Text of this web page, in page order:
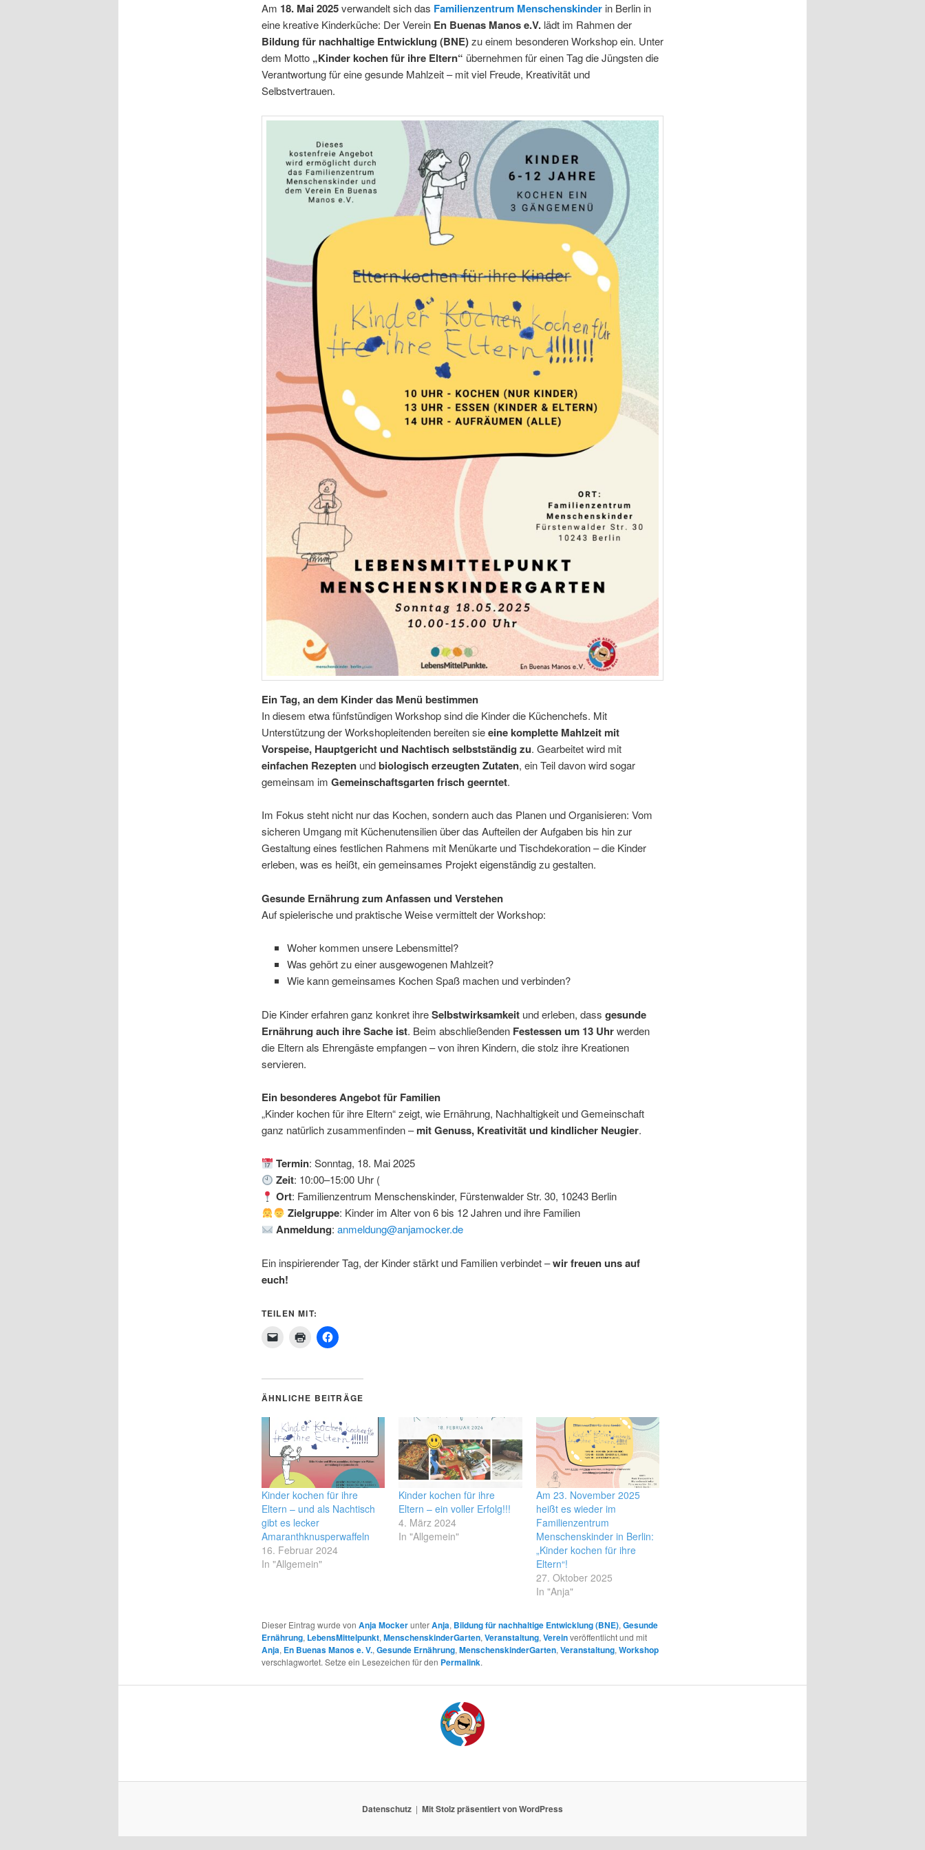
Am 18. Mai 2025verwandelt sich das Familienzentrum Menschenskinder in Berlin in
eine kreative Kinderküche: Der Verein En Buenas Manos e.V.lädt im Rahmen der
Bildung für nachhaltige Entwicklung (BNE)zu einem besonderen Workshop ein. Unter
dem Motto „Kinder kochen für ihre Eltern“ übernehmen für einen Tag die Jüngsten die
Verantwortung für eine gesunde Mahlzeit – mit viel Freude, Kreativität und
Selbstvertrauen.
Ein Tag, an dem Kinder das Menü bestimmen
In diesem etwa fünfstündigen Workshop sind die Kinder die Küchenchefs. Mit
Unterstützung der Workshopleitenden bereiten sieeine komplette Mahlzeit mit
Vorspeise, Hauptgericht und Nachtisch selbstständig zu. Gearbeitet wird mit
einfachen Rezeptenundbiologisch erzeugten Zutaten, ein Teil davon wird sogar
gemeinsam im Gemeinschaftsgarten frisch geerntet.
Im Fokus steht nicht nur das Kochen, sondern auch das Planen und Organisieren: Vom
sicheren Umgang mit Küchenutensilien über das Aufteilen der Aufgaben bis hin zur
Gestaltung eines festlichen Rahmens mit Menükarte und Tischdekoration – die Kinder
erleben, was es heißt, ein gemeinsames Projekt eigenständig zu gestalten.
Gesunde Ernährung zum Anfassen und Verstehen
Auf spielerische und praktische Weise vermittelt der Workshop:
Woher kommen unsere Lebensmittel?
Was gehört zu einer ausgewogenen Mahlzeit?
Wie kann gemeinsames Kochen Spaß machen und verbinden?
Die Kinder erfahren ganz konkret ihreSelbstwirksamkeitund erleben, dass gesunde
Ernährung auch ihre Sache ist. Beim abschließenden Festessen um 13 Uhrwerden
die Eltern als Ehrengäste empfangen – von ihren Kindern, die stolz ihre Kreationen
servieren.
Ein besonderes Angebot für Familien
„Kinder kochen für ihre Eltern“ zeigt, wie Ernährung, Nachhaltigkeit und Gemeinschaft
ganz natürlich zusammenfinden –mit Genuss, Kreativität und kindlicher Neugier.
Termin: Sonntag, 18. Mai 2025
Zeit: 10:00–15:00 Uhr (
Ort: Familienzentrum Menschenskinder, Fürstenwalder Str. 30, 10243 Berlin
Zielgruppe: Kinder im Alter von 6 bis 12 Jahren und ihre Familien
Anmeldung: anmeldung@anjamocker.de
Ein inspirierender Tag, der Kinder stärkt und Familien verbindet –wir freuen uns auf
euch!
TEILEN MIT:
ÄHNLICHE BEITRÄGE
Kinder kochen für ihre
Eltern – und als Nachtisch
gibt es lecker
Amaranthknusperwaffeln
16. Februar 2024
In "Allgemein"
Kinder kochen für ihre
Eltern – ein voller Erfolg!!!
4. März 2024
In "Allgemein"
Am 23. November 2025
heißt es wieder im
Familienzentrum
Menschenskinder in Berlin:
„Kinder kochen für ihre
Eltern“!
27. Oktober 2025
In "Anja"
Dieser Eintrag wurde von Anja MockerunterAnja, Bildung für nachhaltige Entwicklung (BNE), Gesunde
Ernährung, LebensMittelpunkt, MenschenskinderGarten, Veranstaltung, Vereinveröffentlicht und mit
Anja, En Buenas Manos e. V., Gesunde Ernährung, MenschenskinderGarten, Veranstaltung, Workshop
verschlagwortet. Setze ein Lesezeichen für den Permalink.
Datenschutz Mit Stolz präsentiert von WordPress